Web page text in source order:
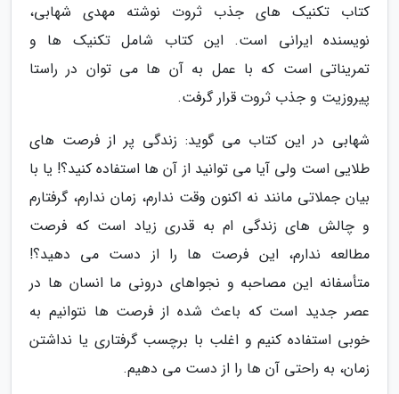
کتاب تکنیک های جذب ثروت نوشته مهدی شهابی،
نویسنده ایرانی است. این کتاب شامل تکنیک ها و
تمریناتی است که با عمل به آن ها می توان در راستا
پیروزیت و جذب ثروت قرار گرفت.
شهابی در این کتاب می گوید: زندگی پر از فرصت های
طلایی است ولی آیا می توانید از آن ها استفاده کنید؟! یا با
بیان جملاتی مانند نه اکنون وقت ندارم، زمان ندارم، گرفتارم
و چالش های زندگی ام به قدری زیاد است که فرصت
مطالعه ندارم، این فرصت ها را از دست می دهید؟!
متأسفانه این مصاحبه و نجواهای درونی ما انسان ها در
عصر جدید است که باعث شده از فرصت ها نتوانیم به
خوبی استفاده کنیم و اغلب با برچسب گرفتاری یا نداشتن
زمان، به راحتی آن ها را از دست می دهیم.